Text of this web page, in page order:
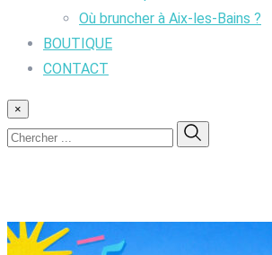
Où bruncher à Aix-les-Bains ?
BOUTIQUE
CONTACT
×